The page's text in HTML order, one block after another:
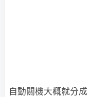
自動關機大概就分